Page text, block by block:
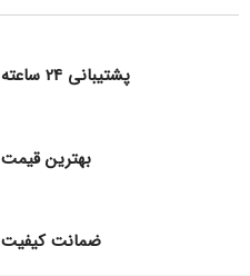
پشتیبانی 24 ساعته
بهترین قیمت
ضمانت کیفیت